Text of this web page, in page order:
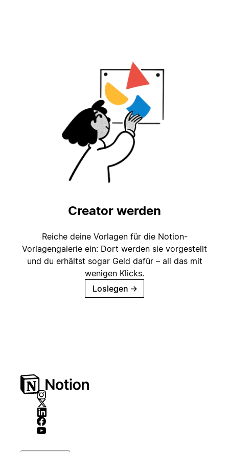
Creator werden
Reiche deine Vorlagen für die Notion-
Vorlagengalerie ein: Dort werden sie vorgestellt
und du erhältst sogar Geld dafür – all das mit
wenigen Klicks.
Loslegen →